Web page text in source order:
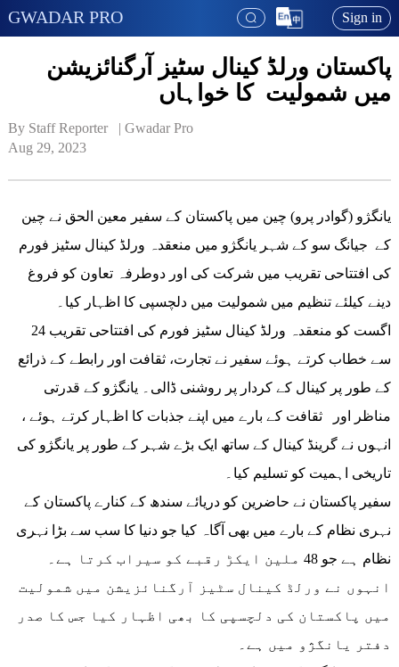
GWADAR PRO Sign in
پاکستان ورلڈ کینال سٹیز آرگنائزیشن
میں شمولیت کا خواہاں
By Staff Reporter   | Gwadar Pro
Aug 29, 2023
کے جیانگ سو کے شہر یانگژو میں منعقدہ ورلڈ کینال سٹیز فورم
کی افتتاحی تقریب میں شرکت کی اور دوطرفہ تعاون کو فروغ
دینے کیلئے تنظیم میں شمولیت میں دلچسپی کا اظہار کیا۔
24 اگست کو منعقدہ ورلڈ کینال سٹیز فورم کی افتتاحی تقریب
سے خطاب کرتے ہوئے سفیر نے تجارت، ثقافت اور رابطے کے ذرائع
کے طور پر کینال کے کردار پر روشنی ڈالی۔ یانگژو کے قدرتی
مناظر اور ثقافت کے بارے میں اپنے جذبات کا اظہار کرتے ہوئے ،
انہوں نے گرینڈ کینال کے ساتھ ایک بڑے شہر کے طور پر یانگژو کی
تاریخی اہمیت کو تسلیم کیا۔
نہری نظام کے بارے میں بھی آگاہ کیا جو دنیا کا سب سے بڑا نہری
نظام ہے جو 48 ملین ایکڑ رقبے کو سیراب کرتا ہے۔
انہوں نے ورلڈ کینال سٹیز آرگنائزیشن میں شمولیت
میں پاکستان کی دلچسپی کا بھی اظہار کیا جس کا صدر
دفتر یانگژو میں ہے۔